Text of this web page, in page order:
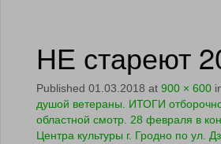
НЕ стареют
Published 01.03.2018 at 900 × 600
душой ветераны. ИТОГИ
областной смотр. 28 февраля в
Центра культуры г. Гродно по ул.